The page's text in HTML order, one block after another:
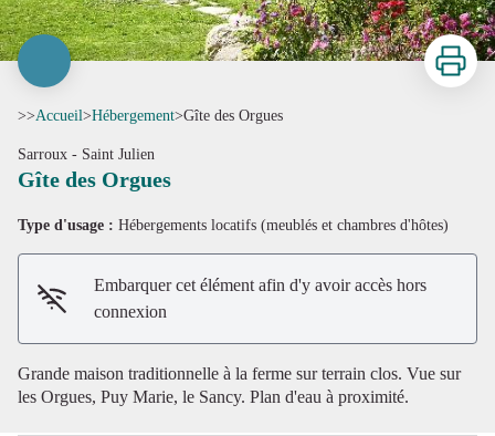
Voir l'image en plein écran
Imprimer
>>Accueil>Hébergement>Gîte des Orgues
Sarroux - Saint Julien
Gîte des Orgues
Type d'usage : Hébergements locatifs (meublés et chambres d'hôtes)
Embarquer cet élément afin d'y avoir accès hors
connexion
Grande maison traditionnelle à la ferme sur terrain clos. Vue sur
les Orgues, Puy Marie, le Sancy. Plan d'eau à proximité.